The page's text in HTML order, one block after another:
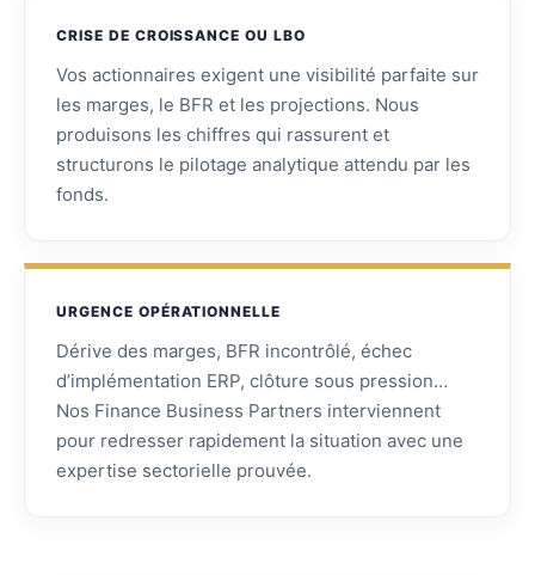
CRISE DE CROISSANCE OU LBO
Vos actionnaires exigent une visibilité parfaite sur
les marges, le BFR et les projections. Nous
produisons les chiffres qui rassurent et
structurons le pilotage analytique attendu par les
fonds.
URGENCE OPÉRATIONNELLE
Dérive des marges, BFR incontrôlé, échec
d’implémentation ERP, clôture sous pression…
Nos Finance Business Partners interviennent
pour redresser rapidement la situation avec une
expertise sectorielle prouvée.